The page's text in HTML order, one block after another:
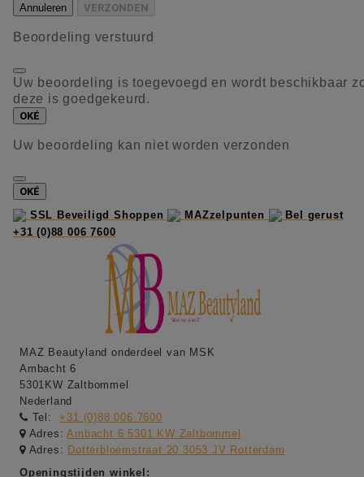
Annuleren VERZONDEN
Beoordeling verstuurd
Uw beoordeling is toegevoegd en wordt beschikbaar
deze is goedgekeurd.
OKÉ
Uw beoordeling kan niet worden verzonden
OKÉ
SSL Beveiligd Shoppen
MAZzelpunten
Bel gerust
+31 (0)88 006 7600
MAZ Beautyland onderdeel van MSK
Ambacht 6
5301KW Zaltbommel
Nederland
Tel:
+31 (0)88 006 7600
Adres:Ambacht 6 5301 KW Zaltbommel
Adres: Dotterbloemstraat 20 3053 JV Rotterdam
Openingstijden winkel: